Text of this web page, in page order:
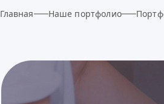
Главная Наше портфолио